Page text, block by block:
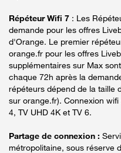
Répéteur Wifi 7 : Les
demande pour les offres
d'Orange. Le premier
orange.fr pour les offres
supplémentaires sur Max
chaque 72h après la
répéteurs dépend de la taille
sur orange.fr). Connexion
4, TV UHD 4K et TV 6.
Partage de connexion :
métropolitaine, sous réserve